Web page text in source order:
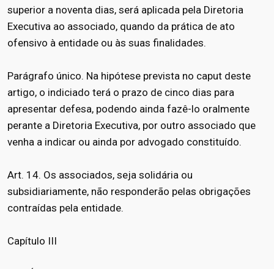
superior a noventa dias, será aplicada pela Diretoria
Executiva ao associado, quando da prática de ato
ofensivo à entidade ou às suas finalidades.
Parágrafo único. Na hipótese prevista no caput deste
artigo, o indiciado terá o prazo de cinco dias para
apresentar defesa, podendo ainda fazê-lo oralmente
perante a Diretoria Executiva, por outro associado que
venha a indicar ou ainda por advogado constituído.
Art. 14. Os associados, seja solidária ou
subsidiariamente, não responderão pelas obrigações
contraídas pela entidade.
Capítulo III